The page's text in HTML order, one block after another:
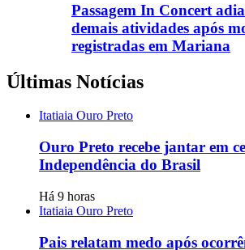
Passagem In Concert
demais atividades após
registradas em Mariana
Últimas Notícias
Itatiaia Ouro Preto
Ouro Preto recebe jantar em
Independência do Brasil
Há 9 horas
Itatiaia Ouro Preto
Pais relatam medo após